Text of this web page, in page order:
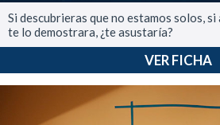
Si descubrieras que no estamos solos,
te lo demostrara, ¿te asustaría?
VER FICHA